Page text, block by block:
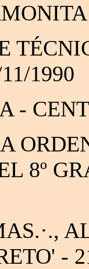
1990
-
8º
-